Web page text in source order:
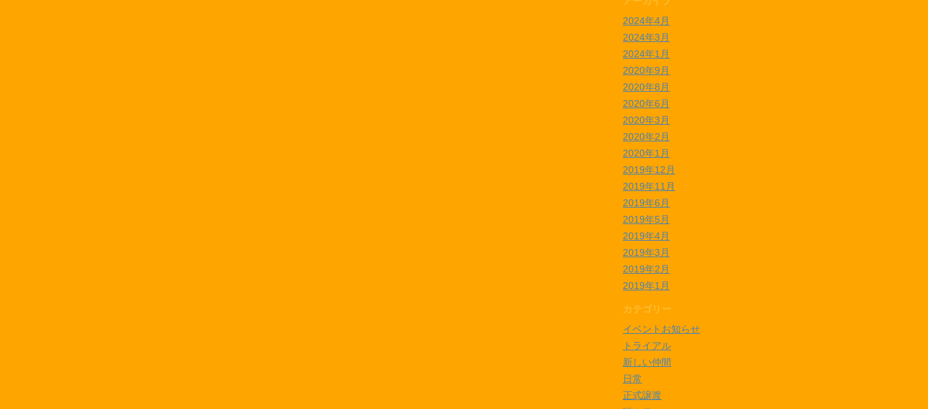
2024年4月
2024年3月
2024年1月
2020年9月
2020年8月
2020年6月
2020年3月
2020年2月
2020年1月
2019年12月
2019年11月
2019年6月
2019年5月
2019年4月
2019年3月
2019年2月
2019年1月
カテゴリー
イベントお知らせ
トライアル
新しい仲間
日常
正式譲渡